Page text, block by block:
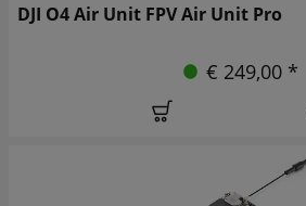
DJI O4 Air Unit FPV Air Unit Pro
€ 249,00 *